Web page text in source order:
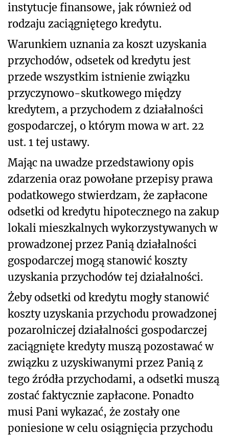
instytucje finansowe, jak również od
rodzaju zaciągniętego kredytu.
Warunkiem uznania za koszt uzyskania
przychodów, odsetek od kredytu jest
przede wszystkim istnienie związku
przyczynowo-skutkowego między
kredytem, a przychodem z działalności
gospodarczej, o którym mowa w art. 22
ust. 1 tej ustawy.
Mając na uwadze przedstawiony opis
zdarzenia oraz powołane przepisy prawa
podatkowego stwierdzam, że zapłacone
odsetki od kredytu hipotecznego na zakup
lokali mieszkalnych wykorzystywanych w
prowadzonej przez Panią działalności
gospodarczej mogą stanowić koszty
uzyskania przychodów tej działalności.
Żeby odsetki od kredytu mogły stanowić
koszty uzyskania przychodu prowadzonej
pozarolniczej działalności gospodarczej
zaciągnięte kredyty muszą pozostawać w
związku z uzyskiwanymi przez Panią z
tego źródła przychodami, a odsetki muszą
zostać faktycznie zapłacone. Ponadto
musi Pani wykazać, że zostały one
poniesione w celu osiągnięcia przychodu